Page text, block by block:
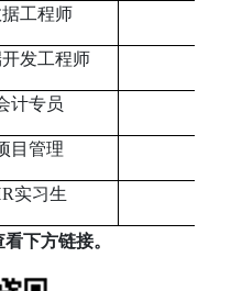
工程师
开发工程师
计专员
目管理
实习生
下方链接。